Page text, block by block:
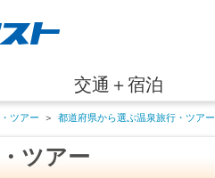
交通＋宿泊
ツアー ＞ 都道府県から選ぶ温泉旅行・ツアー
ツアー